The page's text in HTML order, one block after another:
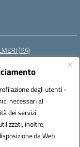
degli utenti -
necessari al
dei servizi
inoltre,
da Web
(PA)
istsc_ PAIC8BW002